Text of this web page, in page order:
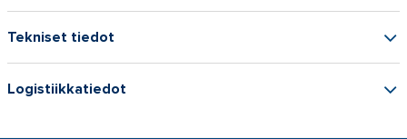
Tekniset tiedot
Logistiikkatiedot